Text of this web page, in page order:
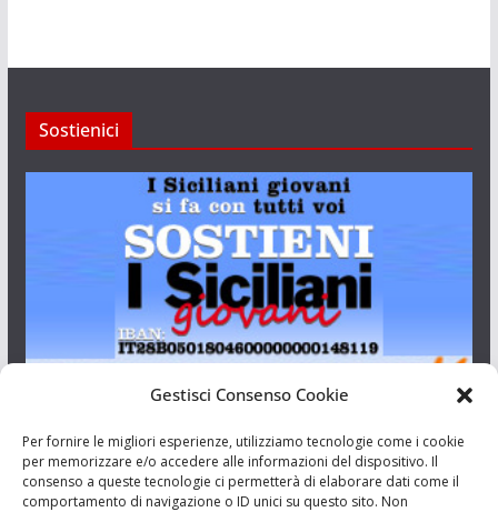
Gestisci Consenso Cookie
Per fornire le migliori esperienze, utilizziamo tecnologie come i cookie
per memorizzare e/o accedere alle informazioni del dispositivo. Il
consenso a queste tecnologie ci permetterà di elaborare dati come il
comportamento di navigazione o ID unici su questo sito. Non
Sostienici
Aut. del tribunale di Catania n.23/2011 del 20/09/2011 Dir.